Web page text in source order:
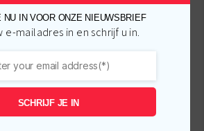
NU IN VOOR ONZE NIEUWSBRIEF
e-mailadres in en schrijf u in.
SCHRIJF JE IN